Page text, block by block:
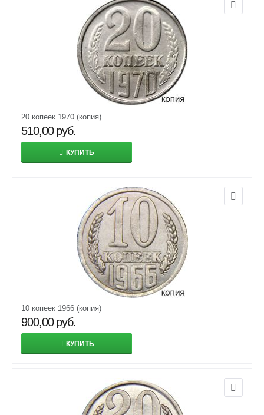
20 копеек 1970 (копия)
510,00 руб.
КУПИТЬ
10 копеек 1966 (копия)
900,00 руб.
КУПИТЬ